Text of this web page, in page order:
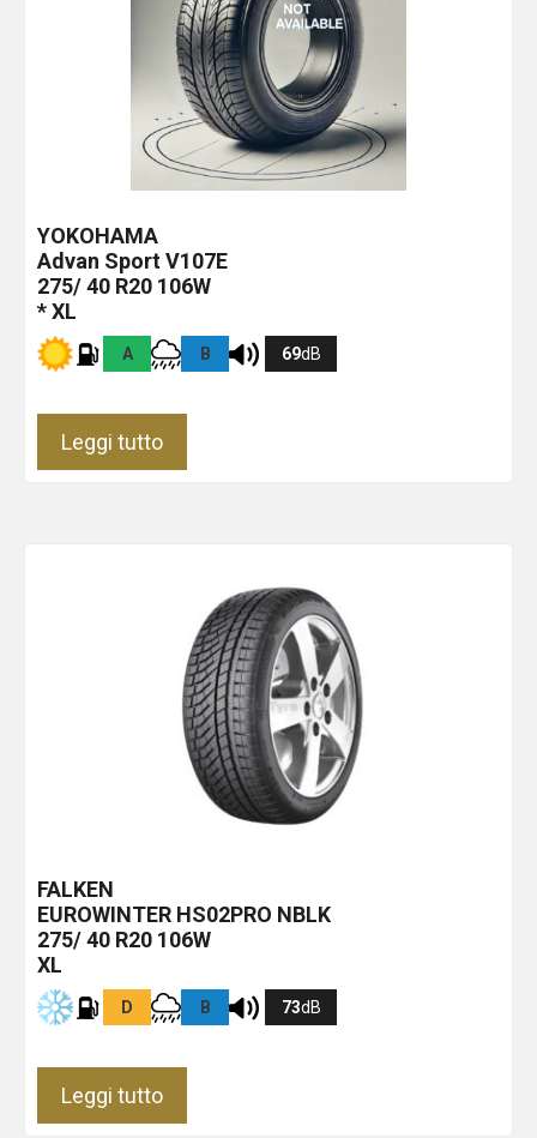
YOKOHAMA
Advan Sport V107E
275/ 40 R20 106W
* XL
A B 69dB
Leggi tutto
FALKEN
EUROWINTER HS02PRO NBLK
275/ 40 R20 106W
XL
D B 73dB
Leggi tutto